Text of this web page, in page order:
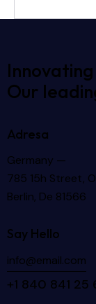
Our
Adresa
Germany —
785 15h Street,
Berlin, De 81566
Say Hello
info@email.com
+1 840 841 25